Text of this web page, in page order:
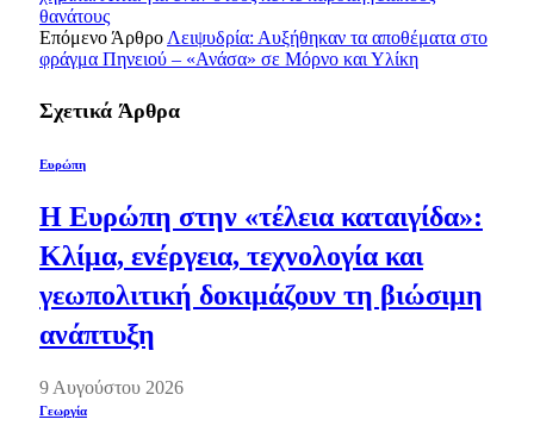
θανάτους
Επόμενο Άρθρο Λειψυδρία: Αυξήθηκαν τα αποθέματα στο
φράγμα Πηνειού – «Ανάσα» σε Μόρνο και Υλίκη
Σχετικά Άρθρα
Ευρώπη
Η Ευρώπη στην «τέλεια καταιγίδα»:
Κλίμα, ενέργεια, τεχνολογία και
γεωπολιτική δοκιμάζουν τη βιώσιμη
ανάπτυξη
9 Αυγούστου 2026
Γεωργία